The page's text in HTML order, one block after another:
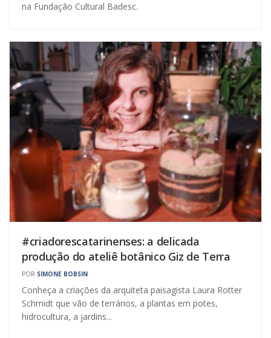
na Fundação Cultural Badesc.
#criadorescatarinenses: a delicada
produção do ateliê botânico Giz de Terra
POR SIMONE BOBSIN
Conheça a criações da arquiteta paisagista Laura Rotter
Schmidt que vão de terrários, a plantas em potes,
hidrocultura, a jardins...